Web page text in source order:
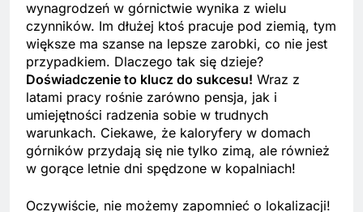
wynagrodzeń w górnictwie wynika z wielu
czynników. Im dłużej ktoś pracuje pod ziemią, tym
większe ma szanse na lepsze zarobki, co nie jest
przypadkiem. Dlaczego tak się dzieje?
Doświadczenie to klucz do sukcesu! Wraz z
latami pracy rośnie zarówno pensja, jak i
umiejętności radzenia sobie w trudnych
warunkach. Ciekawe, że kaloryfery w domach
górników przydają się nie tylko zimą, ale również
w gorące letnie dni spędzone w kopalniach!
Oczywiście, nie możemy zapomnieć o lokalizacji!